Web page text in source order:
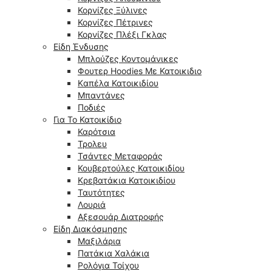
Κορνίζες Ξύλινες
Κορνίζες Πέτρινες
Κορνίζες Πλέξι Γκλας
Είδη Ένδυσης
Μπλούζες Κοντομάνικες
Φουτερ Hoodies Με Κατοικιδιο
Kαπέλα Κατοικιδίου
Μπαντάνες
Ποδιές
Για Το Κατοικίδιο
Καρότσια
Τρολευ
Τσάντες Μεταφοράς
Κουβερτούλες Κατοικιδίου
Κρεβατάκια Κατοικιδίου
Ταυτότητες
Λουριά
Αξεσουάρ Διατροφής
Είδη Διακόσμησης
Μαξιλάρια
Πατάκια Χαλάκια
Ρολόγια Τοίχου